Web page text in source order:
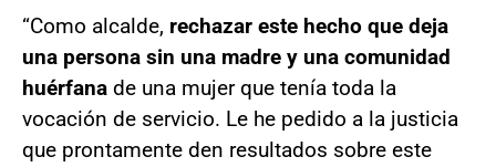
“Como alcalde, rechazar este hecho que deja
una persona sin una madre y una comunidad
huérfana de una mujer que tenía toda la
vocación de servicio. Le he pedido a la justicia
que prontamente den resultados sobre este